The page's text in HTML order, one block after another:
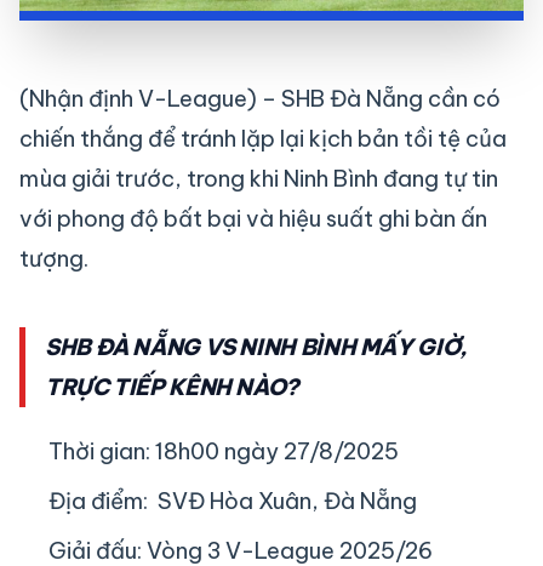
(Nhận định V-League) – SHB Đà Nẵng cần có
chiến thắng để tránh lặp lại kịch bản tồi tệ của
mùa giải trước, trong khi Ninh Bình đang tự tin
với phong độ bất bại và hiệu suất ghi bàn ấn
tượng.
SHB ĐÀ NẴNG VS NINH BÌNH MẤY GIỜ,
TRỰC TIẾP KÊNH NÀO?
Thời gian: 18h00 ngày 27/8/2025
Địa điểm: SVĐ Hòa Xuân, Đà Nẵng
Giải đấu: Vòng 3 V-League 2025/26